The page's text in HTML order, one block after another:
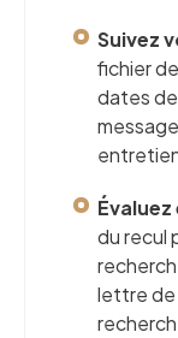
Suivez
fichier
dates
du recul
lettre de